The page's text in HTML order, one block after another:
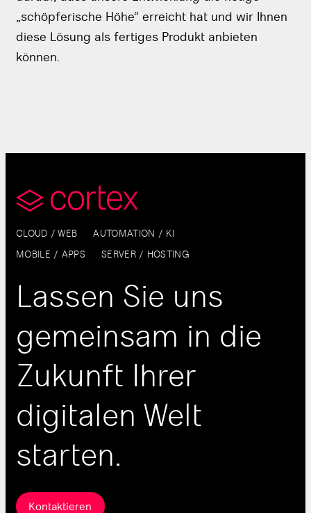
„schöpferische Höhe“ erreicht hat und wir Ihnen
diese Lösung als fertiges Produkt anbieten
können.
CLOUD / WEB AUTOMATION / KI
MOBILE / APPS SERVER / HOSTING
Lassen Sie uns
gemeinsam in die
Zukunft Ihrer
digitalen Welt
starten.
Kontaktieren